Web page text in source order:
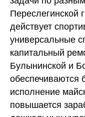
Переслегинской
действует
универсальные
капитальный
Булынинской и
обеспечиваются
исполнение
повышается